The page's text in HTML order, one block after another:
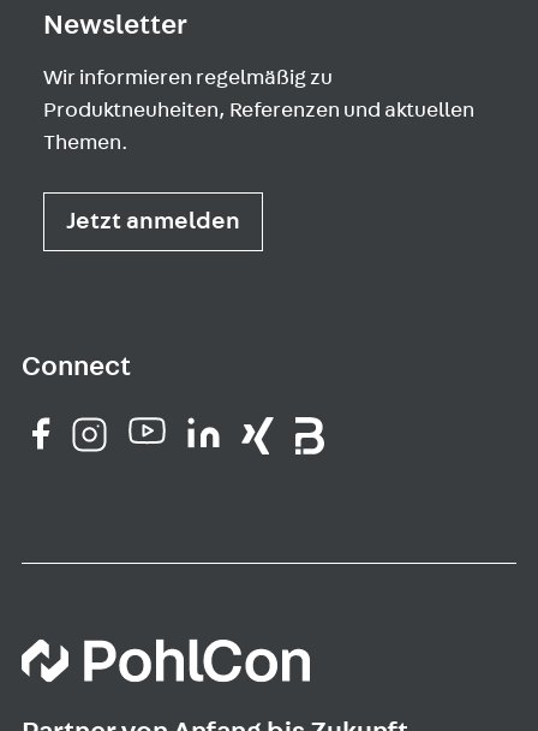
Newsletter
Wir informieren regelmäßig zu
Produktneuheiten, Referenzen und aktuellen
Themen.
Jetzt anmelden
Connect